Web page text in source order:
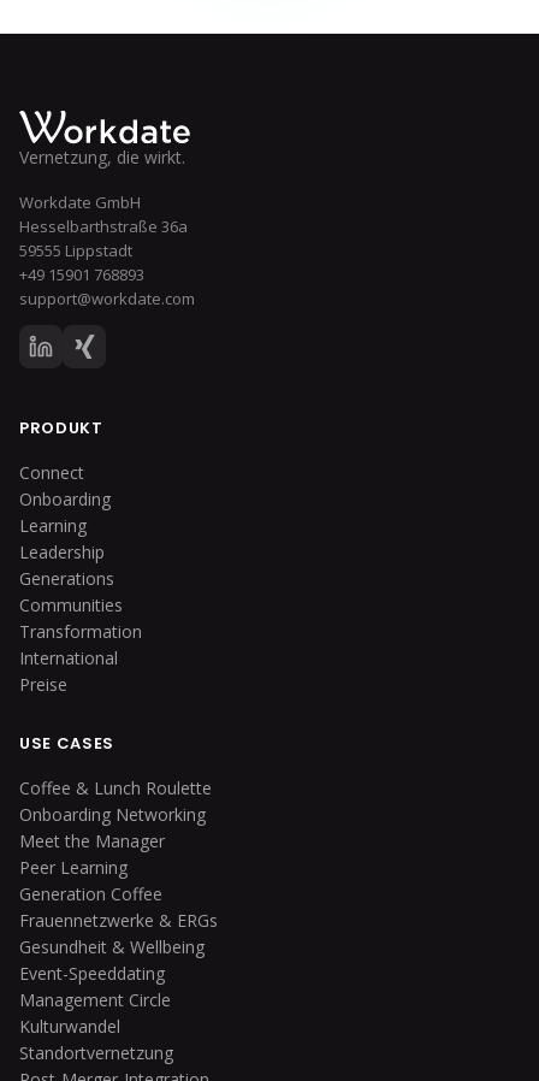
Vernetzung, die wirkt.
Workdate GmbH
Hesselbarthstraße 36a
59555 Lippstadt
+49 15901 768893
support@workdate.com
PRODUKT
Connect
Onboarding
Learning
Leadership
Generations
Communities
Transformation
International
Preise
USE CASES
Coffee & Lunch Roulette
Onboarding Networking
Meet the Manager
Peer Learning
Generation Coffee
Frauennetzwerke & ERGs
Gesundheit & Wellbeing
Event-Speeddating
Management Circle
Kulturwandel
Standortvernetzung